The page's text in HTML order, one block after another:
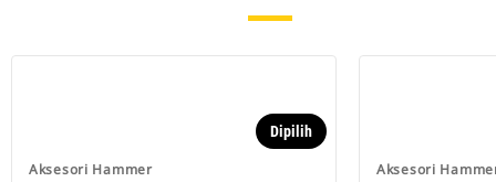
Aksesori Hammer
Dipilih
Aksesori